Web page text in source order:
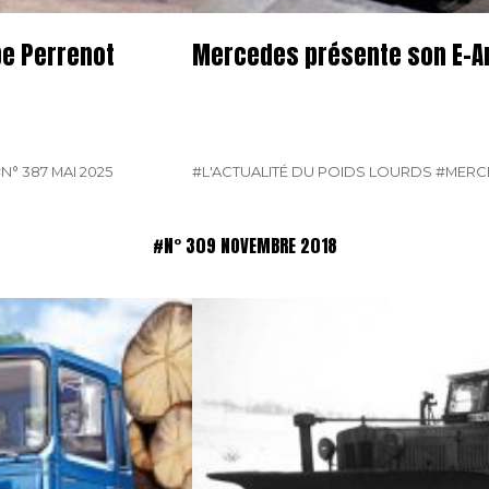
Perrenot
387 MAI 2025
Mercedes présente son E-
#L'ACTUALITÉ DU POIDS LOURDS
#N° 309 NOVEMBRE 2018